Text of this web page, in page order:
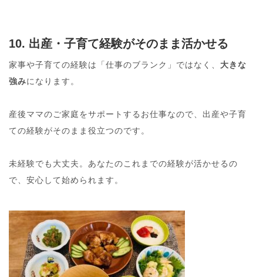
10. 出産・子育て経験がそのまま活かせる
家事や子育ての経験は「仕事のブランク」ではなく、 大きな
強みになります。
産後ママのご家庭をサポートするお仕事なので、出産や子育
ての経験がそのまま役立つのです。
未経験でも大丈夫。あなたのこれまでの経験が活かせるの
で、安心して始められます。